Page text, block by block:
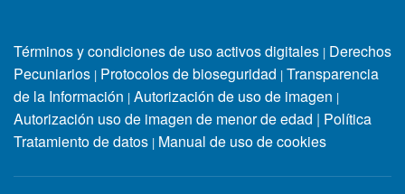
Términos y condiciones de uso activos digitales | Derechos
Pecuniarios | Protocolos de bioseguridad | Transparencia
de la Información | Autorización de uso de imagen |
Autorización uso de imagen de menor de edad | Política
Tratamiento de datos | Manual de uso de cookies